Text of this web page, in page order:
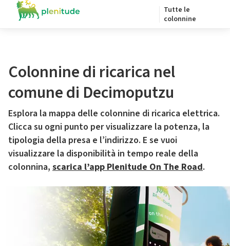
Tutte le
colonnine
Colonnine di ricarica nel
comune di Decimoputzu
Esplora la mappa delle colonnine di ricarica elettrica.
Clicca su ogni punto per visualizzare la potenza, la
tipologia della presa e l’indirizzo. E se vuoi
visualizzare la disponibilità in tempo reale della
colonnina, scarica l’app Plenitude On The Road.